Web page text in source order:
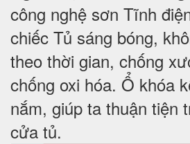
công nghệ sơn Tĩnh
chiếc Tủ sáng bóng,
theo thời gian, chống
chống oxi hóa. Ổ khóa
nắm, giúp ta thuận tiện
cửa tủ.